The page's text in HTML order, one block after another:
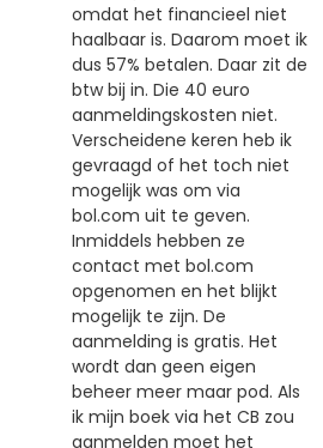
omdat het financieel niet
haalbaar is. Daarom moet ik
dus 57% betalen. Daar zit de
btw bij in. Die 40 euro
aanmeldingskosten niet.
Verscheidene keren heb ik
gevraagd of het toch niet
mogelijk was om via
bol.com uit te geven.
Inmiddels hebben ze
contact met bol.com
opgenomen en het blijkt
mogelijk te zijn. De
aanmelding is gratis. Het
wordt dan geen eigen
beheer meer maar pod. Als
ik mijn boek via het CB zou
aanmelden moet het